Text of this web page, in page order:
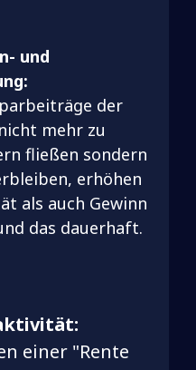
und
der
mehr zu
fließen sondern
erhöhen
als auch Gewinn
das dauerhaft.
einer "Rente